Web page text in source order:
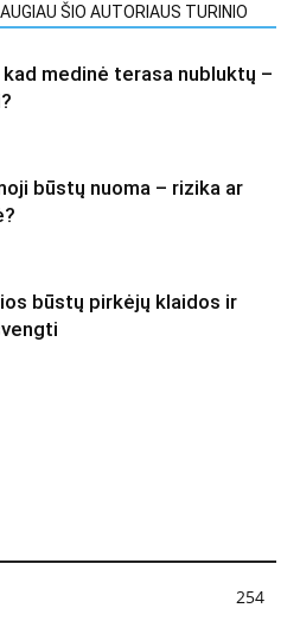
ŠIO AUTORIAUS TURINIO
kad medinė terasa nubluktų –
būstų nuoma – rizika ar
būstų pirkėjų klaidos ir
254